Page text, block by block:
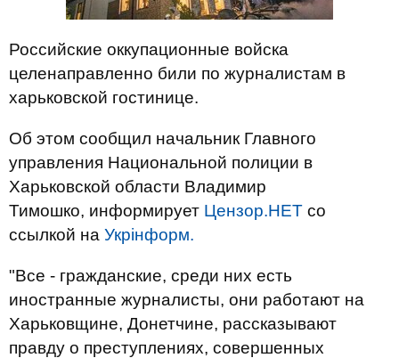
Российские оккупационные войска
целенаправленно били по журналистам в
харьковской гостинице.
Об этом сообщил начальник Главного
управления Национальной полиции в
Харьковской области Владимир
Тимошко, информирует Цензор.НЕТ со
ссылкой на Укрінформ.
"Все - гражданские, среди них есть
иностранные журналисты, они работают на
Харьковщине, Донетчине, рассказывают
правду о преступлениях, совершенных